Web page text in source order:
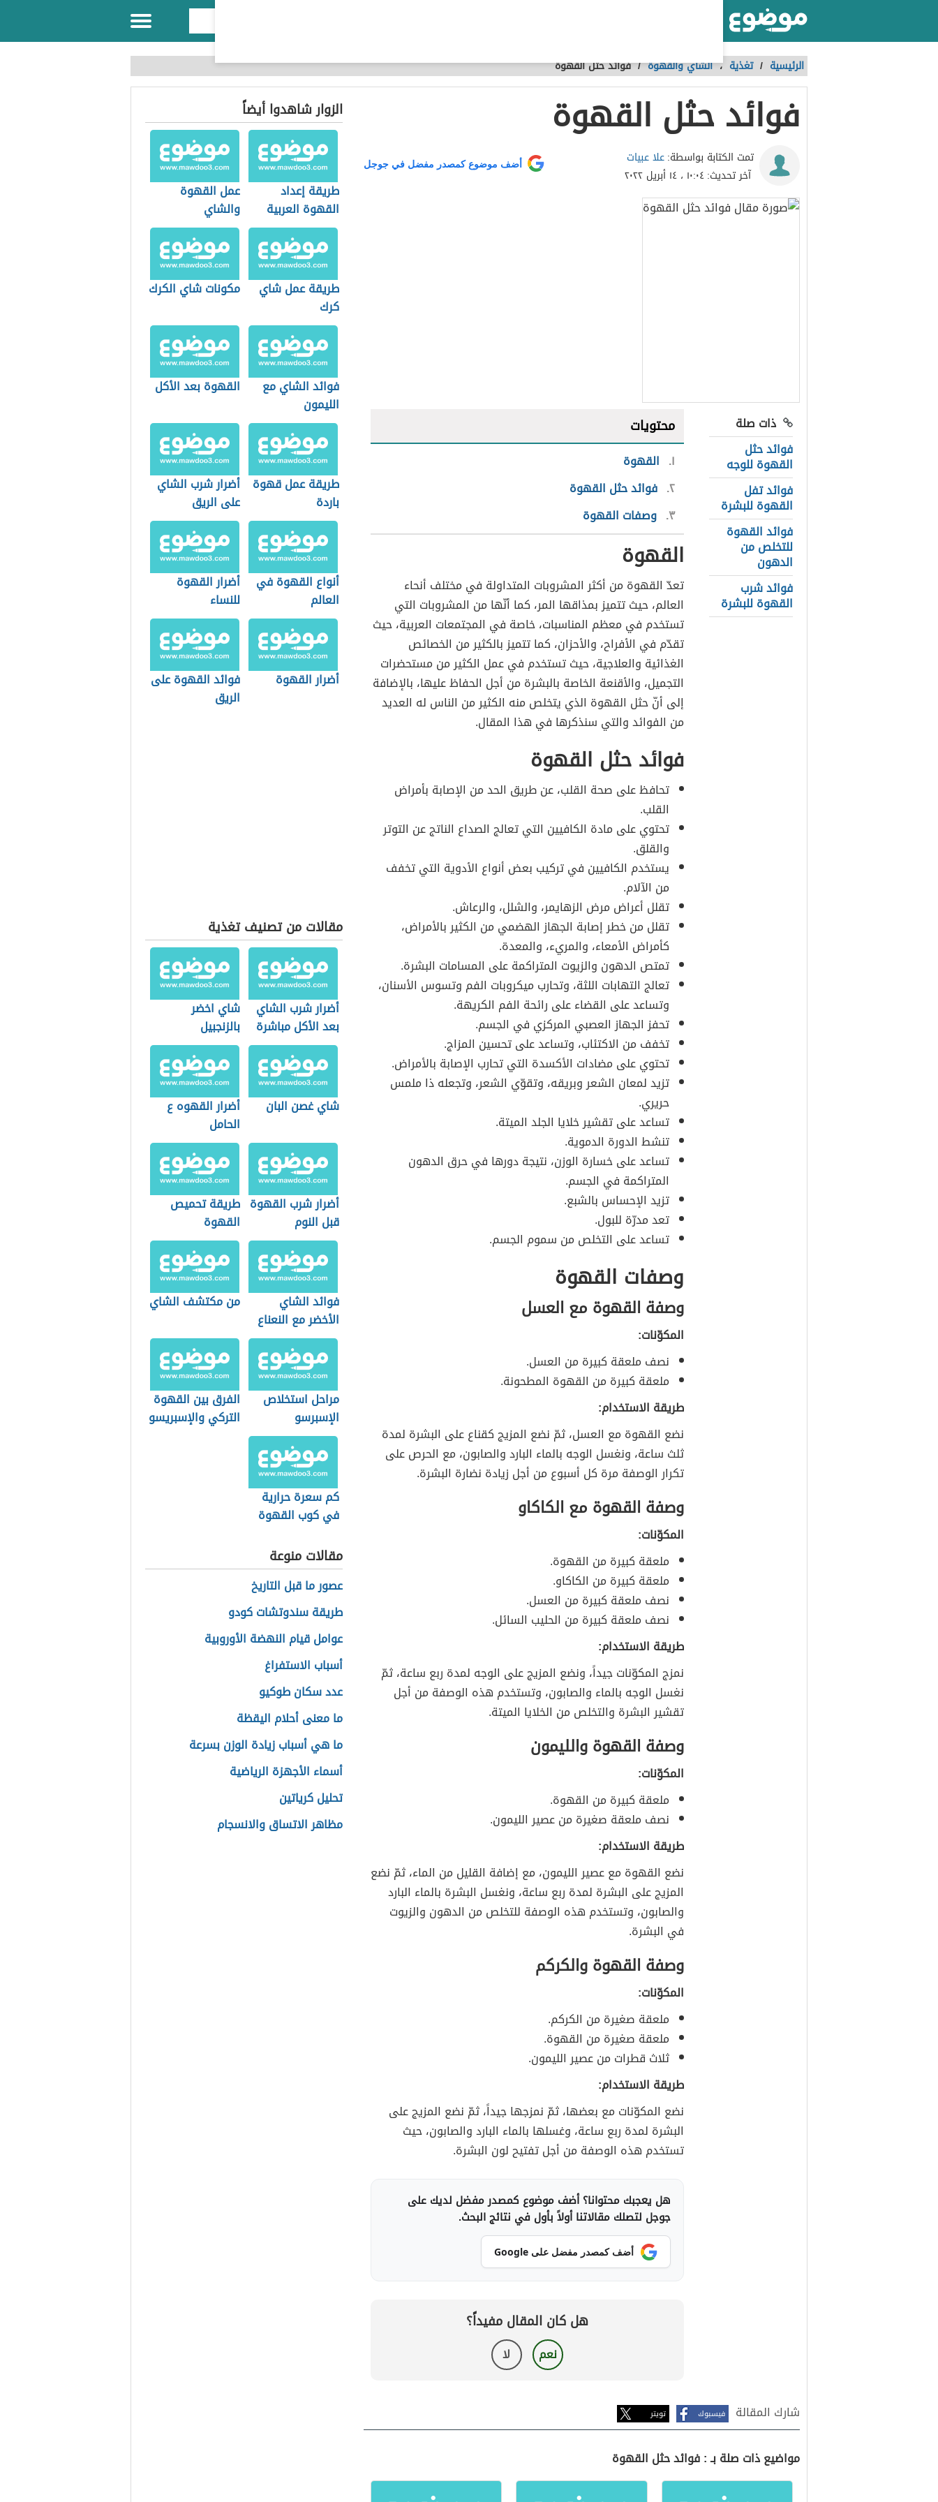
الرئيسية / تغذية ،الشاي والقهوة /فوائد حثل القهوة
فوائد حثل القهوة
تمت الكتابة بواسطة:علا عبيات
آخر تحديث:١٠:٠٤ ، ١٤ أبريل ٢٠٢٢
أضف موضوع كمصدر مفضل في جوجل
ذات صلة
فوائد حثل
القهوة للوجه
فوائد تفل
القهوة للبشرة
فوائد القهوة
للتخلص من
الدهون
فوائد شرب
القهوة للبشرة
محتويات
١ القهوة
٢ فوائد حثل القهوة
٣ وصفات القهوة
القهوة
تعدّ القهوة من أكثر المشروبات المتداولة في مختلف أنحاء
العالم، حيث تتميز بمذاقها المر، كما أنّها من المشروبات التي
تستخدم في معظم المناسبات، خاصة في المجتمعات العربية، حيث
تقدّم في الأفراح، والأحزان، كما تتميز بالكثير من الخصائص
الغذائية والعلاجية، حيث تستخدم في عمل الكثير من مستحضرات
التجميل، والأقنعة الخاصة بالبشرة من أجل الحفاظ عليها، بالإضافة
إلى أنّ حثل القهوة الذي يتخلص منه الكثير من الناس له العديد
من الفوائد والتي سنذكرها في هذا المقال.
فوائد حثل القهوة
تحافظ على صحة القلب، عن طريق الحد من الإصابة بأمراض
القلب.
تحتوي على مادة الكافيين التي تعالج الصداع الناتج عن التوتر
والقلق.
يستخدم الكافيين في تركيب بعض أنواع الأدوية التي تخفف
من الآلام.
تقلل أعراض مرض الزهايمر، والشلل، والرعاش.
تقلل من خطر إصابة الجهاز الهضمي من الكثير بالأمراض،
كأمراض الأمعاء، والمريء، والمعدة.
تمتص الدهون والزيوت المتراكمة على المسامات البشرة.
تعالج التهابات اللثة، وتحارب ميكروبات الفم وتسوس الأسنان،
وتساعد على القضاء على رائحة الفم الكريهة.
تحفز الجهاز العصبي المركزي في الجسم.
تخفف من الاكتئاب، وتساعد على تحسين المزاج.
تحتوي على مضادات الأكسدة التي تحارب الإصابة بالأمراض.
تزيد لمعان الشعر وبريقه، وتقوّي الشعر، وتجعله ذا ملمس
حريري.
تساعد على تقشير خلايا الجلد الميتة.
تنشط الدورة الدموية.
تساعد على خسارة الوزن، نتيجة دورها في حرق الدهون
المتراكمة في الجسم.
تزيد الإحساس بالشبع.
تعد مدرّة للبول.
تساعد على التخلص من سموم الجسم.
وصفات القهوة
وصفة القهوة مع العسل
المكوّنات:
نصف ملعقة كبيرة من العسل.
ملعقة كبيرة من القهوة المطحونة.
طريقة الاستخدام:
نضع القهوة مع العسل، ثمّ نضع المزيج كقناع على البشرة لمدة
ثلث ساعة، ونغسل الوجه بالماء البارد والصابون، مع الحرص على
تكرار الوصفة مرة كل أسبوع من أجل زيادة نضارة البشرة.
وصفة القهوة مع الكاكاو
المكوّنات:
ملعقة كبيرة من القهوة.
ملعقة كبيرة من الكاكاو.
نصف ملعقة كبيرة من العسل.
نصف ملعقة كبيرة من الحليب السائل.
طريقة الاستخدام:
نمزج المكوّنات جيداً، ونضع المزيج على الوجه لمدة ربع ساعة، ثمّ
نغسل الوجه بالماء والصابون، وتستخدم هذه الوصفة من أجل
تقشير البشرة والتخلص من الخلايا الميتة.
وصفة القهوة والليمون
المكوّنات:
ملعقة كبيرة من القهوة.
نصف ملعقة صغيرة من عصير الليمون.
طريقة الاستخدام:
نضع القهوة مع عصير الليمون، مع إضافة القليل من الماء، ثمّ نضع
المزيج على البشرة لمدة ربع ساعة، ونغسل البشرة بالماء البارد
والصابون، وتستخدم هذه الوصفة للتخلص من الدهون والزيوت
في البشرة.
وصفة القهوة والكركم
المكوّنات:
ملعقة صغيرة من الكركم.
ملعقة صغيرة من القهوة.
ثلاث قطرات من عصير الليمون.
طريقة الاستخدام:
نضع المكوّنات مع بعضها، ثمّ نمزجها جيداً، ثمّ نضع المزيج على
البشرة لمدة ربع ساعة، وغسلها بالماء البارد والصابون، حيث
تستخدم هذه الوصفة من أجل تفتيح لون البشرة.
هل يعجبك محتوانا؟ أضف موضوع كمصدر مفضل لديك على
جوجل لتصلك مقالاتنا أولاً بأول في نتائج البحث.
أضف كمصدر مفضل على Google
هل كان المقال مفيداً؟
نعم لا
شارك المقالة فيسبوك تويتر
مواضيع ذات صلة بـ : فوائد حثل القهوة
الزوار شاهدوا أيضاً
طريقة إعداد
القهوة العربية
عمل القهوة
والشاي
طريقة عمل شاي
كرك
مكونات شاي الكرك
فوائد الشاي مع
الليمون
القهوة بعد الأكل
طريقة عمل قهوة
باردة
أضرار شرب الشاي
على الريق
أنواع القهوة في
العالم
أضرار القهوة
للنساء
أضرار القهوة
فوائد القهوة على
الريق
مقالات من تصنيف تغذية
أضرار شرب الشاي
بعد الأكل مباشرة
شاي اخضر
بالزنجبيل
شاي غصن البان
أضرار القهوه ع
الحامل
أضرار شرب القهوة
قبل النوم
طريقة تحميص
القهوة
فوائد الشاي
الأخضر مع النعناع
من مكتشف الشاي
مراحل استخلاص
الإسبرسو
الفرق بين القهوة
التركي والإسبريسو
كم سعرة حرارية
في كوب القهوة
مقالات منوعة
عصور ما قبل التاريخ
طريقة سندوتشات كودو
عوامل قيام النهضة الأوروبية
أسباب الاستفراغ
عدد سكان طوكيو
ما معنى أحلام اليقظة
ما هي أسباب زيادة الوزن بسرعة
أسماء الأجهزة الرياضية
تحليل كرياتين
مظاهر الاتساق والانسجام